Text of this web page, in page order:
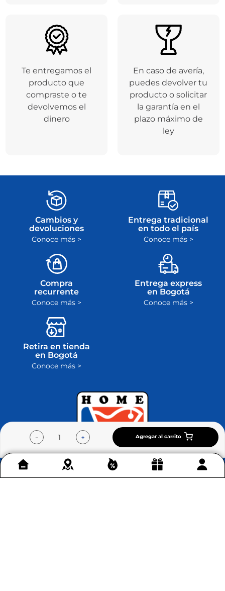
＋
－ Agregar al carrito
Te entregamos el
producto que
compraste o te
devolvemos el
dinero
En caso de avería,
puedes devolver tu
producto o solicitar
la garantía en el
plazo máximo de
ley
Cambios y
devoluciones
Conoce más >
Entrega tradicional
en todo el país
Conoce más >
Compra
recurrente
Conoce más >
Entrega express
en Bogotá
Conoce más >
Retira en tienda
en Bogotá
Conoce más >